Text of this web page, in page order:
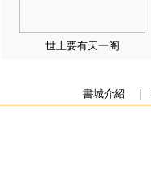
世上要有天一阁
書城介紹